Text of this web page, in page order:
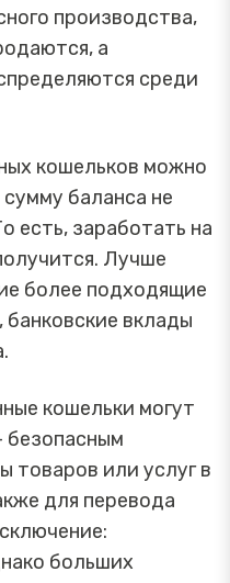
производства,
а
среди
кошельков можно
баланса не
есть, заработать на
Лучше
более подходящие
вклады
кошельки могут
безопасным
товаров или услуг в
для перевода
больших